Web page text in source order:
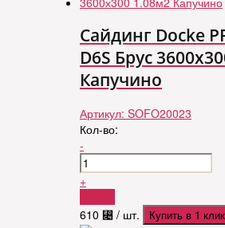
Сайдинг Docke
D6S Брус
Капучино
Артикул: SOFO20023
Кол-во:
-
+
610 ⃄ / шт. Купить в 1 клик